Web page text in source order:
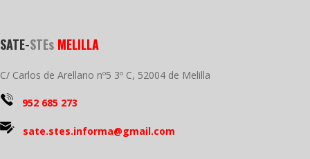
SATE-STEs MELILLA
C/ Carlos de Arellano nº5 3º C, 52004 de Melilla
952 685 273
sate.stes.informa@gmail.com